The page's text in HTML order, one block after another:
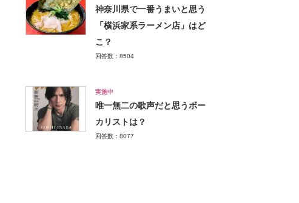
神奈川県で一番うまいと思う
「横浜家系ラーメン店」はど
こ？
回答数：8504
実施中
唯一無二の歌声だと思うボー
カリストは？
回答数：8077